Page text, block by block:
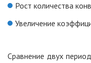
Рост количества
Увеличение
Сравнение двух